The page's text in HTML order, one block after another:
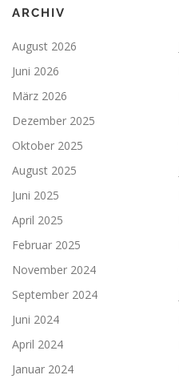
ARCHIV
August 2026
Juni 2026
März 2026
Dezember 2025
Oktober 2025
August 2025
Juni 2025
April 2025
Februar 2025
November 2024
September 2024
Juni 2024
April 2024
Januar 2024